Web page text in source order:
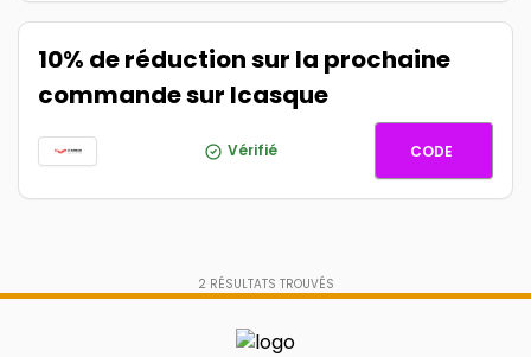
10% de réduction sur la prochaine
commande sur Icasque
Vérifié CODE
2 RÉSULTATS TROUVÉS